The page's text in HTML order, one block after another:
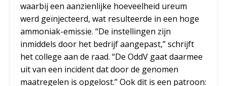
waarbij een aanzienlijke hoeveelheid ureum
werd geïnjecteerd, wat resulteerde in een hoge
ammoniak-emissie. “De instellingen zijn
inmiddels door het bedrijf aangepast,” schrijft
het college aan de raad. “De OddV gaat daarmee
uit van een incident dat door de genomen
maatregelen is opgelost.” Ook dit is een patroon: